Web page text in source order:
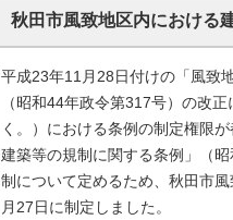
秋田市風致地区内における
平成23年11月28日付けの「風致
（昭和44年政令第317号）の改
く。）における条例の制定権限
建築等の規制に関する条例」（
制について定めるため、秋田市
月27日に制定しました。